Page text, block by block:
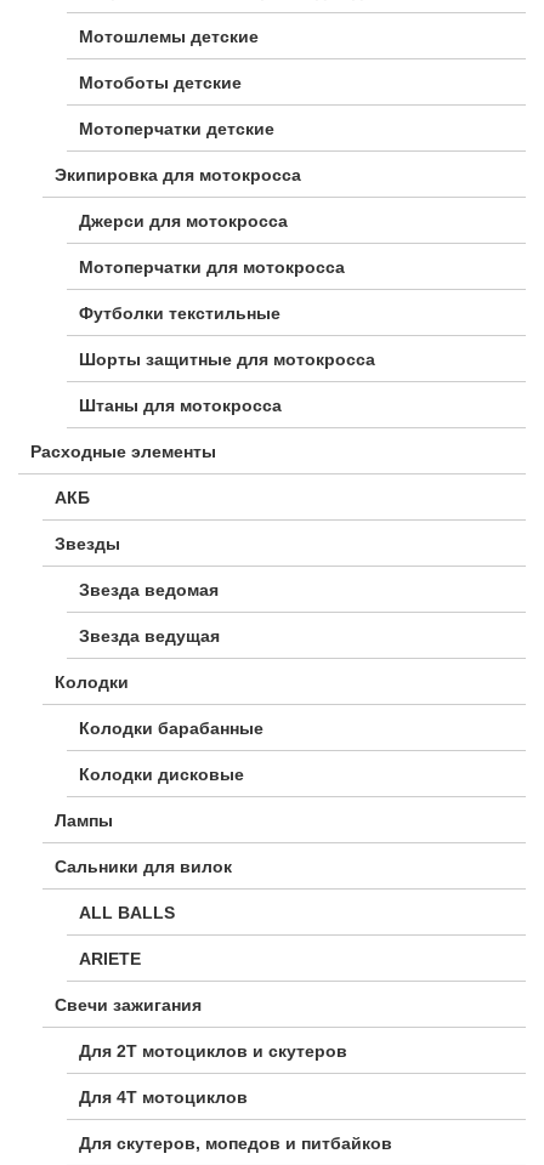
Мотошлемы детские
Мотоботы детские
Мотоперчатки детские
Экипировка для мотокросса
Джерси для мотокросса
Мотоперчатки для мотокросса
Футболки текстильные
Шорты защитные для мотокросса
Штаны для мотокросса
Расходные элементы
АКБ
Звезды
Звезда ведомая
Звезда ведущая
Колодки
Колодки барабанные
Колодки дисковые
Лампы
Сальники для вилок
ALL BALLS
ARIETE
Свечи зажигания
Для 2Т мотоциклов и скутеров
Для 4Т мотоциклов
Для скутеров, мопедов и питбайков